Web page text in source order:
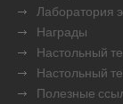
Лаборатория
Награды
Настольный
Настольный
Полезные